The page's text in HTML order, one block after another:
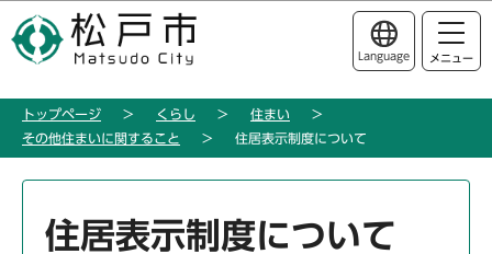
の
ー
このページの本文へ移動
Language メニュー
トップページ くらし
住まい
その他住まいに関すること
住居表示制度について
住居表示制度について